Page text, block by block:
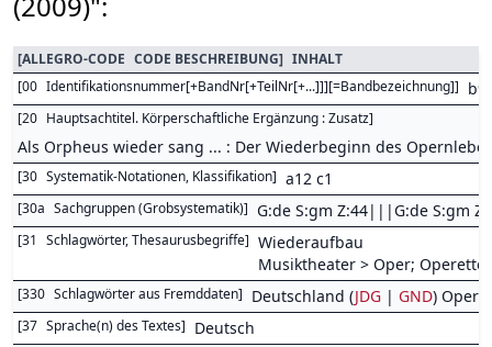
[ALLEGRO-CODE CODE BESCHREIBUNG] INHALT
[00 Identifikationsnummer[+BandNr[+TeilNr[+...]]][=Bandbezeichnung]]
[20 Hauptsachtitel. Körperschaftliche Ergänzung : Zusatz]
Als Orpheus wieder sang ... : Der Wiederbeginn des
[30 Systematik-Notationen, Klassifikation] a12 c1
[30a Sachgruppen (Grobsystematik)] G:de S:gm Z:44|||G:de S:gm
[31 Schlagwörter, Thesaurusbegriffe] Wiederaufbau
Musiktheater > Oper;
[330 Schlagwörter aus Fremddaten] Deutschland (JDG | GND) Oper (
[37 Sprache(n) des Textes] Deutsch